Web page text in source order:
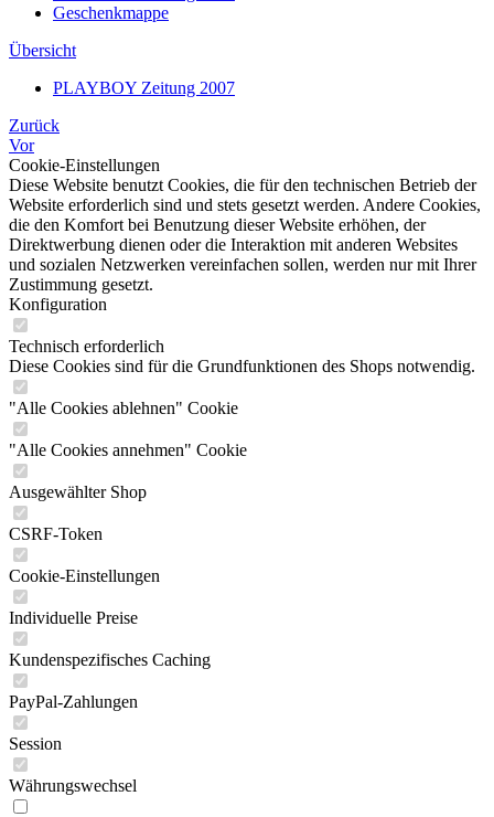
Geschenkmappe
Übersicht
PLAYBOY Zeitung 2007
Zurück
Vor
Cookie-Einstellungen
Diese Website benutzt Cookies, die für den technischen Betrieb der
Website erforderlich sind und stets gesetzt werden. Andere Cookies,
die den Komfort bei Benutzung dieser Website erhöhen, der
Direktwerbung dienen oder die Interaktion mit anderen Websites
und sozialen Netzwerken vereinfachen sollen, werden nur mit Ihrer
Zustimmung gesetzt.
Konfiguration
Technisch erforderlich
Diese Cookies sind für die Grundfunktionen des Shops notwendig.
"Alle Cookies ablehnen" Cookie
"Alle Cookies annehmen" Cookie
Ausgewählter Shop
CSRF-Token
Cookie-Einstellungen
Individuelle Preise
Kundenspezifisches Caching
PayPal-Zahlungen
Session
Währungswechsel